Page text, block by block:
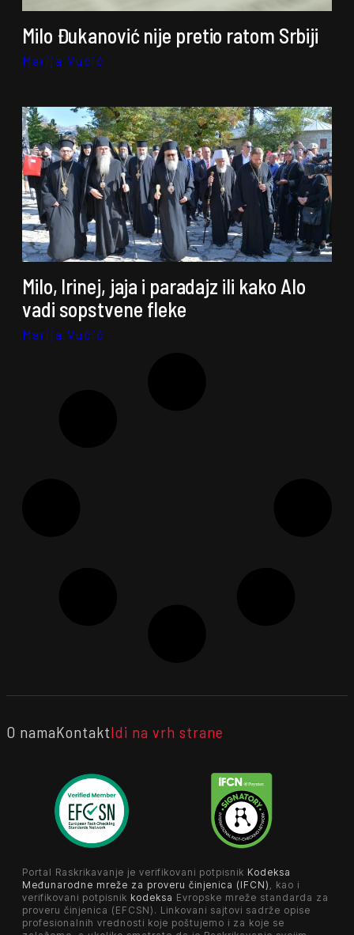
Milo Đukanović nije pretio ratom Srbiji
Marija Vučić
Milo, Irinej, jaja i paradajz ili kako Alo
vadi sopstvene fleke
Marija Vučić
O namaKontaktIdi na vrh strane
Portal Raskrikavanje je verifikovani potpisnik Kodeksa
Međunarodne mreže za proveru činjenica (IFCN) , kao i
verifikovani potpisnik kodeksa Evropske mreže standarda za
proveru činjenica (EFCSN). Linkovani sajtovi sadrže opise
profesionalnih vrednosti koje poštujemo i za koje se